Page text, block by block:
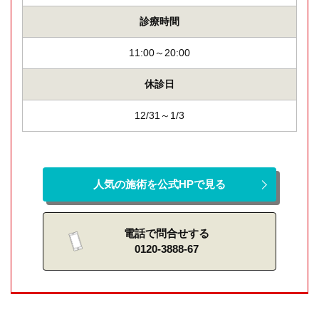
診療時間
11:00～20:00
休診日
12/31～1/3
人気の施術を公式HPで見る
電話で問合せする
0120-3888-67